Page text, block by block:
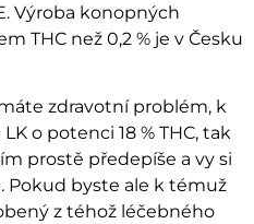
Výroba konopných
THC než 0,2 % je v Česku
zdravotní problém, k
o potenci 18 % THC, tak
prostě předepíše a vy si
Pokud byste ale k témuž
z téhož léčebného